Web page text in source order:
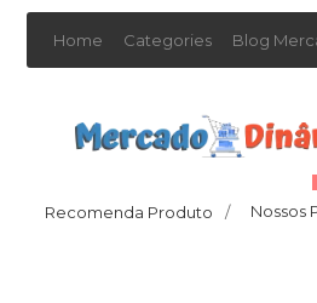
Home Categories Blog
Recomenda Produto / Nossos